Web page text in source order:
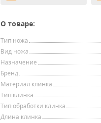
О товаре:
Тип ножа
Вид ножа
Назначение
Бренд
Материал клинка
Тип клинка
Тип обработки клинка
Длина клинка